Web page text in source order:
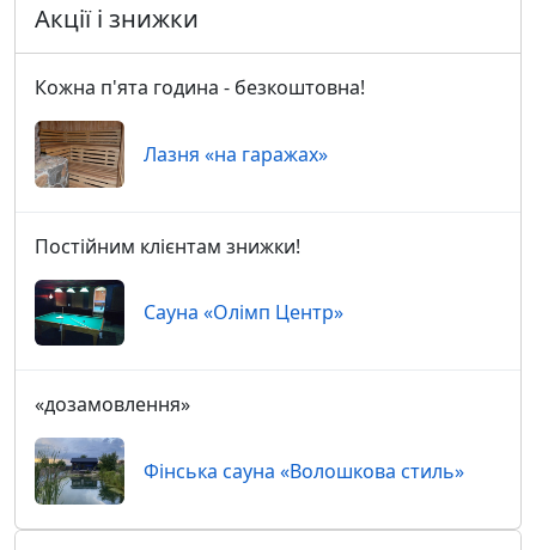
Акції і знижки
Кожна п'ята година - безкоштовна!
Лазня «на гаражах»
Постійним клієнтам знижки!
Сауна «Олімп Центр»
«дозамовлення»
Фінська сауна «Волошкова стиль»